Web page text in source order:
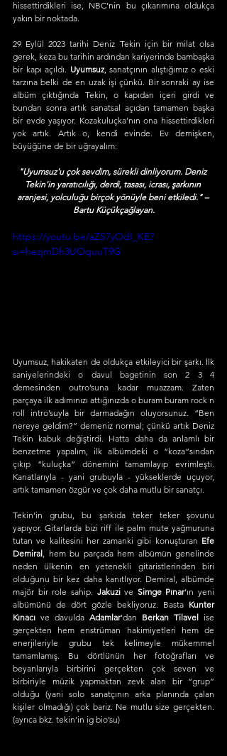
hissettirdikleri ise, NBC’nin bu çıkarımına oldukça
yakın bir noktada.
29 Eylül 2023 tarihi Deniz Tekin için bir milat olsa
gerek, keza bu tarihin ardından kariyerinde bambaşka
bir kapı açıldı. Uyumsuz, sanatçının alıştığımız o eski
tarzına belki de en uzak işi çünkü. Bir sonraki ay ise
albüm çıktığında Tekin, o kapıdan içeri girdi ve
bundan sonra artık sanatsal açıdan tamamen başka
bir evde yaşıyor. Kozakuluçka’nın ona hissettirdikleri
yok artık. Artık o, kendi evinde. Ev demişken,
büyüğüne de bir uğrayalım:
"Uyumsuz'u çok sevdim, sürekli dinliyorum. Deniz
Tekin'in yaratıcılığı, derdi, tasası, icrası, şarkının
aranjesi, yolculuğu birçok yönüyle beni etkiledi." –
Bartu Küçükçağlayan.
https://youtu.be/aZS7yOdI_KE?
si=hezjmDh3UOquuT9G
Uyumsuz, hakikaten de oldukça etkileyici bir şarkı. İlk
saniyelerindeki o davul bagetinin son 2 3 4
demesinden outro’suna kadar muazzam. Zaten
parçaya ilk adımınızı attığınızda o buram buram rock n
roll intro’suyla bir darmadağın oluyorsunuz. “Ben
nereye geldim?” demeniz normal; çünkü artık Deniz
Tekin kabuk değiştirdi. Hatta daha da anlamlı bir
benzetme yapalım, ilk albümdeki o “koza”sından
çıkıp “kuluçka” dönemini tamamlayıp evrimleşti.
Kanatlarıyla - yani grubuyla - yükseklerde uçuyor,
artık tamamen özgür ve çok daha mutlu bir sanatçı.
Tekin’in grubu, bu şarkıda teker teker şovunu
yapıyor. Gitarlarda bizi riff ile palm mute yağmuruna
tutan ve kalitesini her zamanki gibi konuşturan Efe
Demiral , hem bu parçada hem albümün genelinde
neden ülkenin en yetenekli gitaristlerinden biri
olduğunu bir kez daha kanıtlıyor. Demiral, albümde
majör bir role sahip. Jakuzi ve Simge Pınar’ın yeni
albümünü de dört gözle bekliyoruz. Basta Kunter
Kınacı ve davulda Adamlar’dan Berkan Tilavel ise
gerçekten hem enstrüman hakimiyetleri hem de
enerjileriyle grubu tek kelimeyle mükemmel
tamamlamış. Bu dörtlünün her fotoğrafları ve
beyanlarıyla birbirini gerçekten çok seven ve
birbiriyle müzik yapmaktan zevk alan bir “grup”
olduğu (yani solo sanatçının arka planında çalan
kişiler olmadığı) çok bariz. Ne mutlu size gerçekten.
(ayrıca bkz. tekin’in ig bio’su)